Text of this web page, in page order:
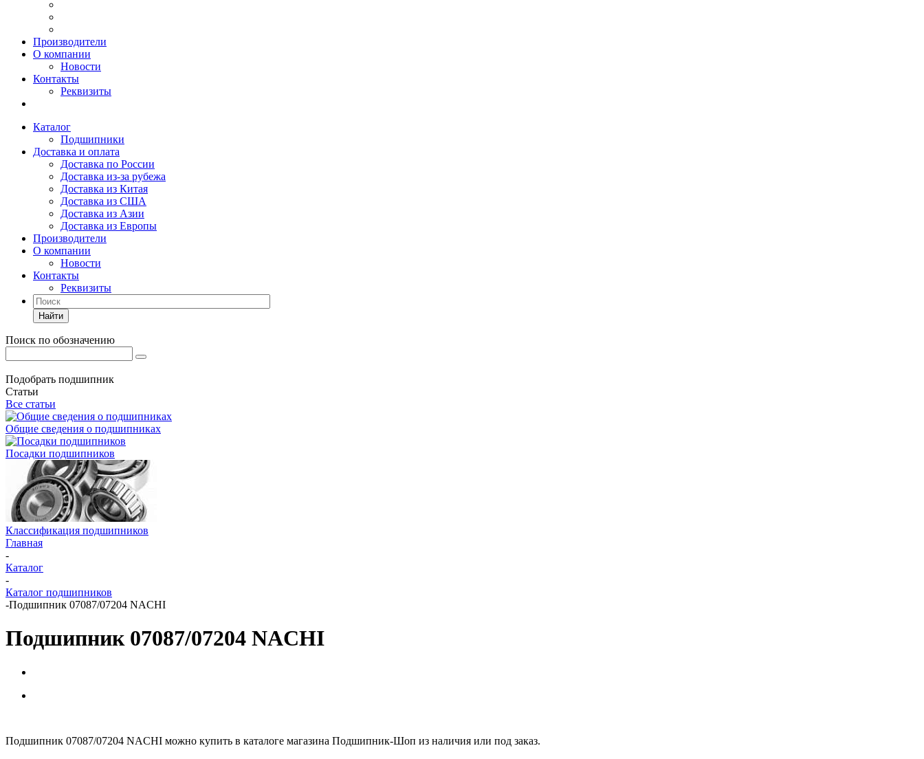
Производители
О компании
Новости
Контакты
Реквизиты
Каталог
Подшипники
Доставка и оплата
Доставка по России
Доставка из-за рубежа
Доставка из Китая
Доставка из США
Доставка из Азии
Доставка из Европы
Производители
О компании
Новости
Контакты
Реквизиты
Найти
Поиск по обозначению
Подобрать подшипник
Статьи
Все статьи
Общие сведения о подшипниках
Посадки подшипников
Классификация подшипников
Главная
-
Каталог
-
Каталог подшипников
-Подшипник 07087/07204 NACHI
Подшипник 07087/07204 NACHI
Подшипник 07087/07204 NACHI можно купить в каталоге магазина Подшипник-Шоп из наличия или под заказ.